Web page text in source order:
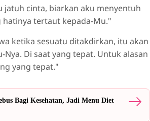
jatuh cinta, biarkan aku menyentuh
hatinya tertaut kepada-Mu."
ketika sesuatu ditakdirkan, itu akan
Di saat yang tepat. Untuk alasan
yang tepat."
Bagi Kesehatan, Jadi Menu Diet